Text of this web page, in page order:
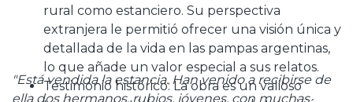
rural como estanciero. Su perspectiva
extranjera le permitió ofrecer una visión única y
detallada de la vida en las pampas argentinas,
lo que añade un valor especial a sus relatos.
Testimonio histórico: La obra es un valioso
"Está vendida la estancia. Han venido a recibirse de
ella dos hermanos, rubios, jóvenes, con muchas